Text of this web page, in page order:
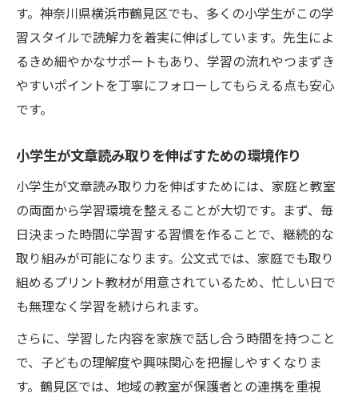
す。神奈川県横浜市鶴見区でも、多くの小学生がこの学
習スタイルで読解力を着実に伸ばしています。先生によ
るきめ細やかなサポートもあり、学習の流れやつまずき
やすいポイントを丁寧にフォローしてもらえる点も安心
です。
小学生が文章読み取りを伸ばすための環境作り
小学生が文章読み取り力を伸ばすためには、家庭と教室
の両面から学習環境を整えることが大切です。まず、毎
日決まった時間に学習する習慣を作ることで、継続的な
取り組みが可能になります。公文式では、家庭でも取り
組めるプリント教材が用意されているため、忙しい日で
も無理なく学習を続けられます。
さらに、学習した内容を家族で話し合う時間を持つこと
で、子どもの理解度や興味関心を把握しやすくなりま
す。鶴見区では、地域の教室が保護者との連携を重視